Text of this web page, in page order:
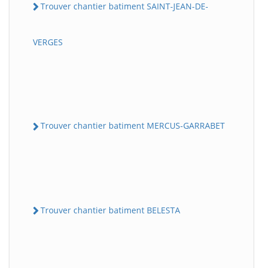
Trouver chantier batiment SAINT-JEAN-DE-
VERGES
Trouver chantier batiment MERCUS-GARRABET
Trouver chantier batiment BELESTA